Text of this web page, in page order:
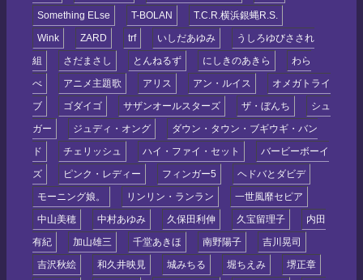
Something ELse
T-BOLAN
T.C.R.横浜銀蝿R.S.
Wink
ZARD trf いしだあゆみ
うしろゆびさされ
組
さだまさし とんねるず にしきのあきら
わら
べ
アニメ主題歌 アリス アン・ルイス
オメガトライ
ブ
ゴダイゴ サザンオールスターズ ザ・ぼんち
シュ
ガー
ジュディ・オング
ダウン・タウン・ブギウギ・バン
ド
チェリッシュ ハイ・ファイ・セット
バービーボーイ
ズ
ピンク・レディー フィンガー5
ヘドバとダビデ
モーニング娘。
リンリン・ランラン
一世風靡セピア
中山美穂
中村あゆみ 久保田利伸 久宝留理子
内田
有紀
加山雄三 千堂あきほ 南野陽子
吉川晃司
吉沢秋絵
和久井映見 城みちる 堀ちえみ
堺正章